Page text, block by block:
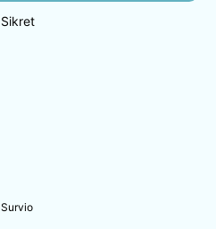
Sikret
Survio